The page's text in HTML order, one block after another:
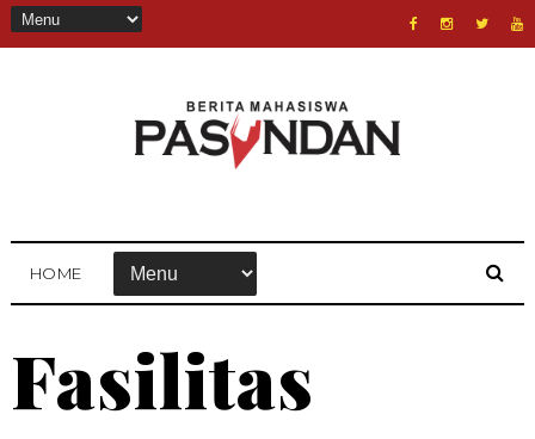
HOME
Fasilitas